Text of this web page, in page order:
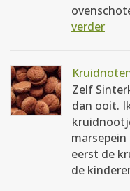
verder
Zelf
dan ooit.
eerst de
de